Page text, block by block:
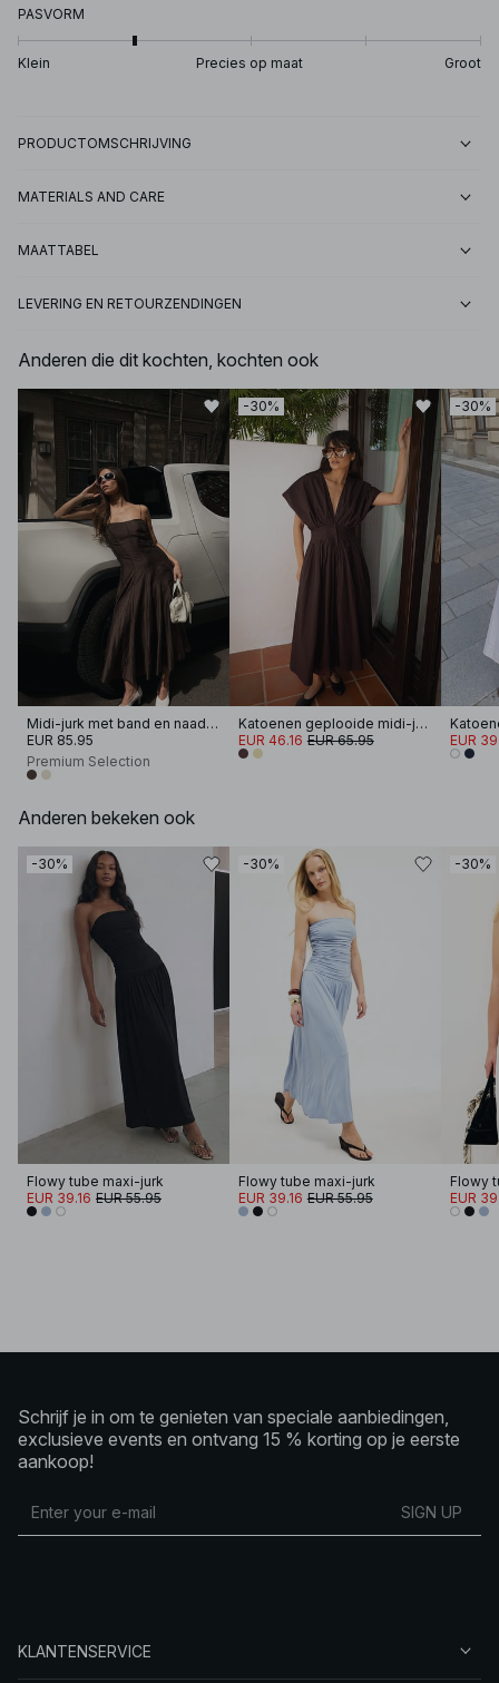
PASVORM
Klein Precies op maat Groot
PRODUCTOMSCHRIJVING
MATERIALS AND CARE
MAATTABEL
LEVERING EN RETOURZENDINGEN
Anderen die dit kochten, kochten ook
Midi-jurk met band en naaddetail
EUR 85.95
Premium Selection
-30%
Katoenen geplooide midi-jurk met korte mouwen
EUR 46.16 EUR 65.95
-30%
EUR
Anderen bekeken ook
-30%
Flowy tube maxi-jurk
EUR 39.16 EUR 55.95
-30%
Flowy tube maxi-jurk
EUR 39.16 EUR 55.95
-30%
Flowy
EUR
Schrijf je in om te genieten van speciale aanbiedingen,
exclusieve events en ontvang 15 % korting op je eerste
aankoop!
SIGN UP
KLANTENSERVICE